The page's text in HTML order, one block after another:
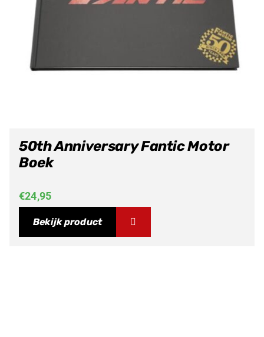
50th Anniversary Fantic Motor
Boek
€24,95
Bekijk product